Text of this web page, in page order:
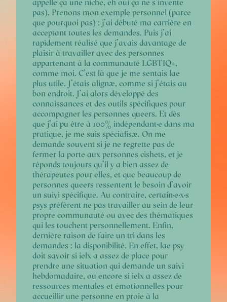
appelle ça une niche, eh oui ça ne s’invente
pas). Prenons mon exemple personnel (parce
que pourquoi pas) : j’ai débuté ma carrière en
acceptant toutes les demandes. Puis j’ai
rapidement réalisé que j’avais davantage de
plaisir à travailler avec des personnes
appartenant à la communauté LGBTIQ+,
comme moi. C’est là que je me sentais lae
plus utile. J’étais alignæ, comme si j’étais au
bon endroit. J’ai alors développé des
connaissances et des outils spécifiques pour
accompagner les personnes queers. Et dès
que j’ai pu être à 100% indépendant·e dans ma
pratique, je me suis spécialisæ. On me
demande souvent si je ne regrette pas de
fermer la porte aux personnes cishets, et je
réponds toujours qu’il y a bien assez de
thérapeutes pour elles, et que beaucoup de
personnes queers ressentent le besoin d’avoir
un suivi spécifique. Au contraire, certain·e·x·s
psys préfèrent ne pas travailler au sein de leur
propre communauté ou avec des thématiques
qui les touchent personnellement. Enfin,
dernière raison de faire un tri dans les
demandes : la disponibilité. En effet, lae psy
doit savoir si ielx a assez de place pour
prendre une situation qui demande un suivi
hebdomadaire, ou encore si ielx a assez de
ressources mentales et émotionnelles pour
accueillir une personne en proie à la